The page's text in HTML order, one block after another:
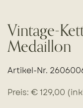
Vintage-
Medaillon
Artikel-Nr.
Preis: € 129,00